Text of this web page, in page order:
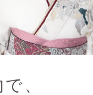
で、